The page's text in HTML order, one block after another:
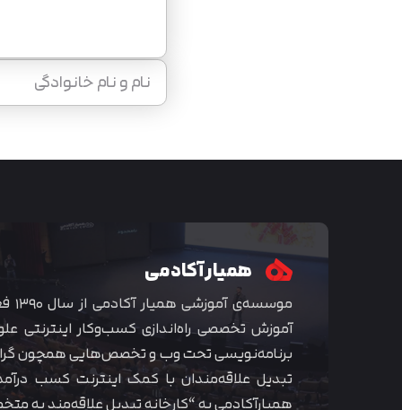
همیار آکادمی
آموزش تخصصی راه‌اندازی کسب‌و‌کار اینترنتی
برنامه‌نویسی تحت وب و تخصص‌هایی همچون
تبدیل علاقه‌مندان با کمک اینترنت کسب
همیارآکادمی به “کارخانه تبدیل علاقه‌مند به